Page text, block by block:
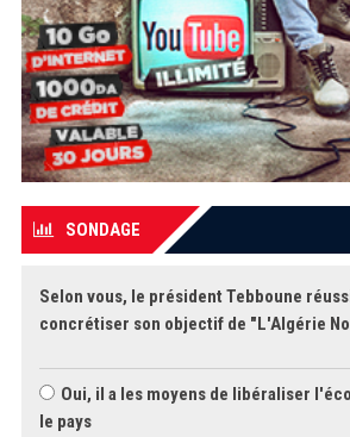
SONDAGE
Selon vous, le président Tebboune
concrétiser son objectif de "L'Algérie
Oui, il a les moyens de libéraliser
le pays